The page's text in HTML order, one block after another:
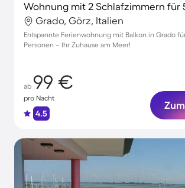
Wohnung mit 2 Schlafzimmern für
Grado, Görz, Italien
Entspannte Ferienwohnung mit Balkon in Grado
Personen – Ihr Zuhause am Meer!
ab 99 €
pro Nacht
4.5